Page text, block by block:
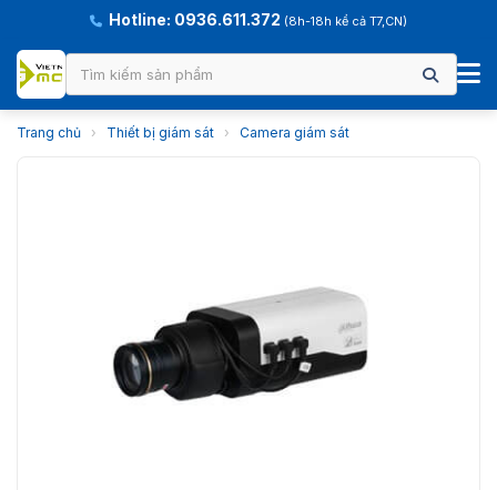
Hotline: 0936.611.372 (8h-18h kể cả T7,CN)
Trang chủ › Thiết bị giám sát › Camera giám sát